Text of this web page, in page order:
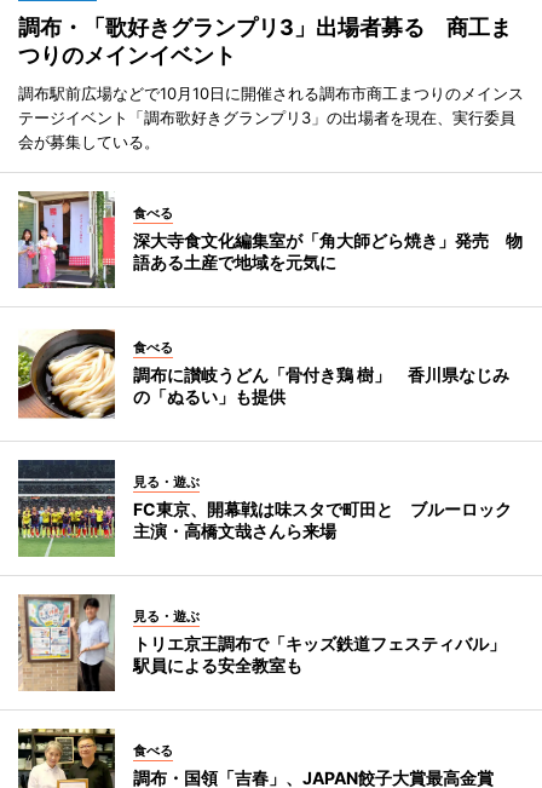
調布・「歌好きグランプリ3」出場者募る 商工ま
つりのメインイベント
調布駅前広場などで10月10日に開催される調布市商工まつりのメインス
テージイベント「調布歌好きグランプリ3」の出場者を現在、実行委員
会が募集している。
食べる
深大寺食文化編集室が「角大師どら焼き」発売 物
語ある土産で地域を元気に
食べる
調布に讃岐うどん「骨付き鶏 樹」 香川県なじみ
の「ぬるい」も提供
見る・遊ぶ
FC東京、開幕戦は味スタで町田と ブルーロック
主演・高橋文哉さんら来場
見る・遊ぶ
トリエ京王調布で「キッズ鉄道フェスティバル」
駅員による安全教室も
食べる
調布・国領「吉春」、JAPAN餃子大賞最高金賞